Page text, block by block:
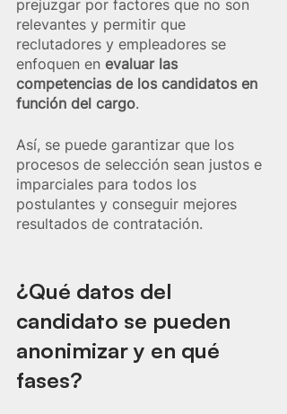
prejuzgar por factores que no son
relevantes y permitir que
reclutadores y empleadores se
enfoquen en evaluar las
competencias de los candidatos en
función del cargo.
Así, se puede garantizar que los
procesos de selección sean justos e
imparciales para todos los
postulantes y conseguir mejores
resultados de contratación.
¿Qué datos del
candidato se pueden
anonimizar y en qué
fases?